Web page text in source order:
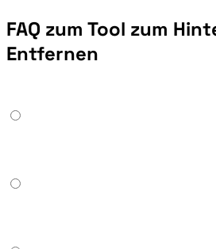
FAQ zum Tool zum
Entfernen